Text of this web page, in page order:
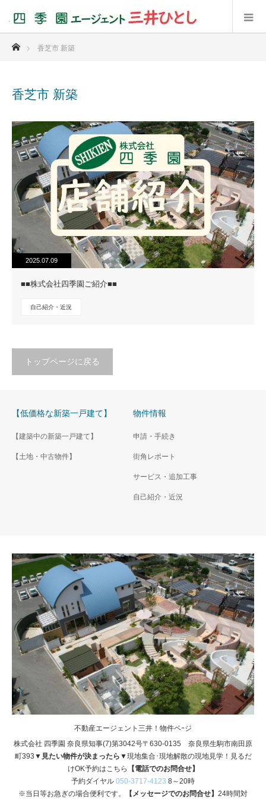
ホーム
香芝市 新築
香芝市 新築
2025.07.09
■■株式会社四季園ご紹介■■
自己紹介・近況
トップページに戻る
【低価格な新築一戸建て】
【建築中の新築一戸建て】
【土地・中古物件】
物件情報
申請・手続き
街角レポート
サービス・追加工事
自己紹介・近況
不動産エージェント三井！物件ペｰジ
株式会社 四季園 奈良県知事(7)第3042号〒630-0135 奈良県生駒市南田原
町393 ▼見たい物件が決まったら▼現地集合･現地解散の現地見学！見るだ
けOK予約はこちら
【電話でのお問合せ】
予約ダイヤル 050-3717-4123 8～20時
※当日等お急ぎの場合便利です。
【メッセージでのお問合せ】 24時間対